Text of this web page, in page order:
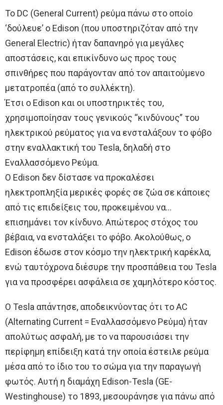
Το DC (General Current) ρεύμα πάνω στο οποίο
‘δούλευε’ ο Edison (που υποστηριζόταν από την
General Electric) ήταν δαπανηρό για μεγάλες
αποστάσεις, και επικίνδυνο ως προς τους
σπινθήρες που παράγονταν από τον απαιτούμενο
μετατροπέα (από το συλλέκτη).
Έτσι ο Edison και οι υποστηρικτές του,
χρησιμοποίησαν τους γενικούς “κινδύνους” του
ηλεκτρικού ρεύματος για να ενσταλάξουν το φόβο
στην εναλλακτική του Tesla, δηλαδή στο
Εναλλασσόμενο Ρεύμα.
Ο Edison δεν δίστασε να προκαλέσει
ηλεκτροπληξία μερικές φορές σε ζώα σε κάποιες
από τις επιδείξεις του, προκειμένου να…
επισημάνει τον κίνδυνο. Απώτερος στόχος του
βέβαια, να ενσταλάξει το φόβο. Ακολούθως, ο
Edison έδωσε στον κόσμο την ηλεκτρική καρέκλα,
ενώ ταυτόχρονα διέσυρε την προσπάθεια του Tesla
για να προσφέρει ασφάλεια σε χαμηλότερο κόστος.
Ο Tesla απάντησε, αποδεικνύοντας ότι το AC
(Alternating Current = Εναλλασσόμενο Ρεύμα) ήταν
απολύτως ασφαλή, με το να παρουσιάσει την
περίφημη επίδειξη κατά την οποία έστειλε ρεύμα
μέσα από το ίδιο του το σώμα για την παραγωγή
φωτός. Αυτή η διαμάχη Edison-Tesla (GE-
Westinghouse) το 1893, μεσουράνησε για πάνω από